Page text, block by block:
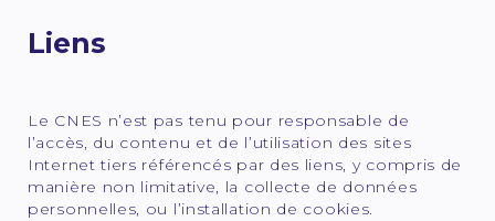
Liens
Le CNES n’est pas tenu pour responsable de
l’accès, du contenu et de l’utilisation des sites
Internet tiers référencés par des liens, y compris de
manière non limitative, la collecte de données
personnelles, ou l’installation de cookies.